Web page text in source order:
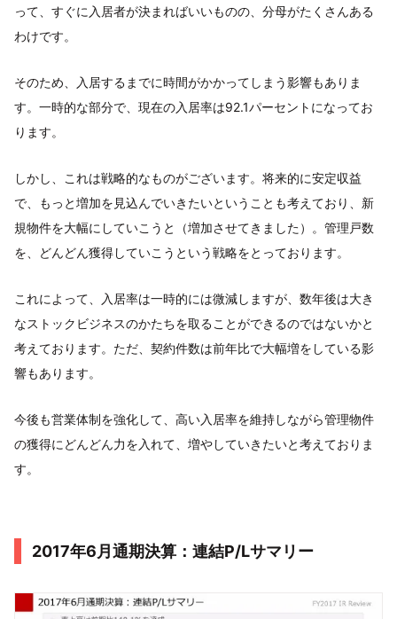
って、すぐに入居者が決まればいいものの、分母がたくさんある
わけです。
そのため、入居するまでに時間がかかってしまう影響もありま
す。一時的な部分で、現在の入居率は92.1パーセントになってお
ります。
しかし、これは戦略的なものがございます。将来的に安定収益
で、もっと増加を見込んでいきたいということも考えており、新
規物件を大幅にしていこうと（増加させてきました）。管理戸数
を、どんどん獲得していこうという戦略をとっております。
これによって、入居率は一時的には微減しますが、数年後は大き
なストックビジネスのかたちを取ることができるのではないかと
考えております。ただ、契約件数は前年比で大幅増をしている影
響もあります。
今後も営業体制を強化して、高い入居率を維持しながら管理物件
の獲得にどんどん力を入れて、増やしていきたいと考えておりま
す。
2017年6月通期決算：連結P/Lサマリー